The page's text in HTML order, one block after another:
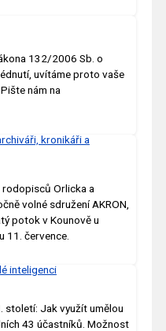
132/2006 Sb. o
uvítáme proto vaše
nám na
kronikáři a
Orlicka a
volné sdružení AKRON,
potok v Kounově u
11. července.
inteligenci
století: Jak využít umělou
43 účastníků. Možnost